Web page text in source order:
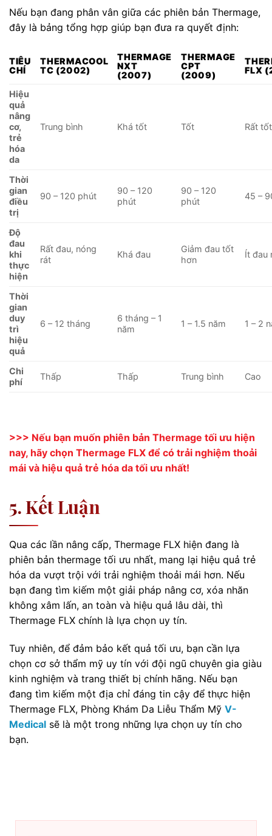
Nếu bạn đang phân vân giữa các phiên bản Thermage,
đây là bảng tổng hợp giúp bạn đưa ra quyết định:
TIÊU
CHÍ
THERMACOOL
TC (2002)
THERMAGE
NXT
(2007)
THERMAGE
CPT
(2009)
FLX
Hiệu
quả
nâng
cơ,
trẻ
hóa
da
Trung bình Khá tốt Tốt Rất tốt
Thời
gian
điều
trị
90 – 120 phút
90 – 120
phút
90 – 120
phút
45 –
Độ
đau
khi
thực
hiện
Rất đau, nóng
rát
Khá đau
Giảm đau tốt
hơn
Ít đau
Thời
gian
duy
trì
hiệu
quả
6 – 12 tháng
6 tháng – 1
năm
1 – 1.5 năm 1 – 2
Chi
phí
Thấp Thấp Trung bình Cao
>>> Nếu bạn muốn phiên bản Thermage tối ưu hiện
nay, hãy chọn Thermage FLX để có trải nghiệm thoải
mái và hiệu quả trẻ hóa da tối ưu nhất!
5. Kết Luận
Qua các lần nâng cấp, Thermage FLX hiện đang là
phiên bản thermage tối ưu nhất, mang lại hiệu quả trẻ
hóa da vượt trội với trải nghiệm thoải mái hơn. Nếu
bạn đang tìm kiếm một giải pháp nâng cơ, xóa nhăn
không xâm lấn, an toàn và hiệu quả lâu dài, thì
Thermage FLX chính là lựa chọn uy tín.
Tuy nhiên, để đảm bảo kết quả tối ưu, bạn cần lựa
chọn cơ sở thẩm mỹ uy tín với đội ngũ chuyên gia giàu
kinh nghiệm và trang thiết bị chính hãng. Nếu bạn
đang tìm kiếm một địa chỉ đáng tin cậy để thực hiện
Thermage FLX, Phòng Khám Da Liễu Thẩm Mỹ V-
Medical sẽ là một trong những lựa chọn uy tín cho
bạn.